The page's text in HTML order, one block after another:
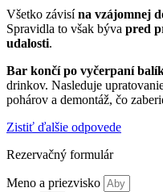
Všetko závisína vzájomnej
Spravidla to však býva pred
udalosti.
Bar končí po vyčerpaní
drinkov. Nasleduje
pohárov a demontáž, čo
Zistiť ďalšie odpovede
Rezervačný formulár
Meno a priezvisko